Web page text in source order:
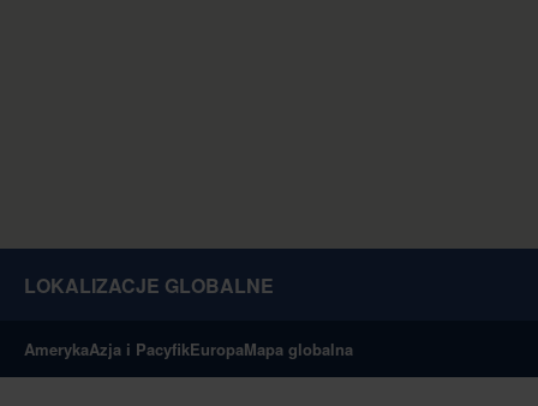
LOKALIZACJE GLOBALNE
AmerykaAzja i PacyfikEuropaMapa globalna